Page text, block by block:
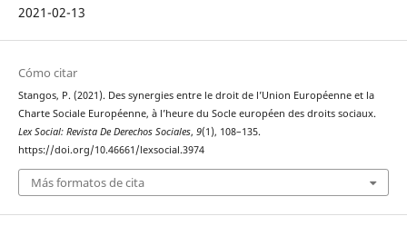
2021-02-13
Cómo citar
Stangos, P. (2021). Des synergies entre le droit de l’Union Européenne et la
Charte Sociale Européenne, à l’heure du Socle européen des droits sociaux.
Lex Social: Revista De Derechos Sociales, 9(1), 108–135.
https://doi.org/10.46661/lexsocial.3974
Más formatos de cita